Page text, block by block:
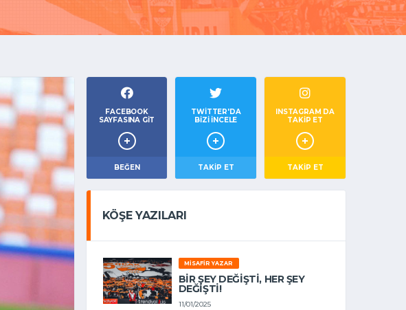
FACEBOOK
SAYFASINA GIT
BEĞEN
TWITTER'DA
BIZI İNCELE
TAKIP ET
INSTAGRAM DA
TAKİP ET
TAKİP ET
KÖŞE YAZILARI
MISAFIR YAZAR
BIR ŞEY DEĞIŞTI, HER ŞEY
DEĞIŞTI!
11/01/2025